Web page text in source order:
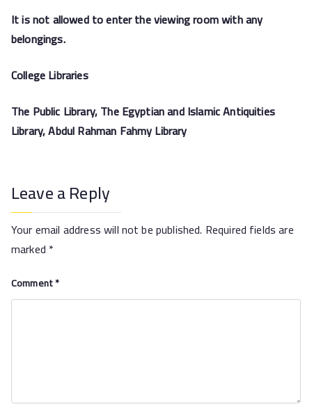
It is not allowed to enter the viewing room with any
belongings.
College Libraries
The Public Library, The Egyptian and Islamic Antiquities
Library, Abdul Rahman Fahmy Library
Leave a Reply
Your email address will not be published. Required fields are
marked *
Comment*